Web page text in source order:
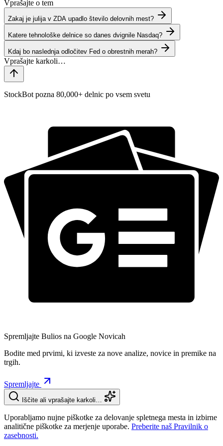
Vprašajte o tem
Zakaj je julija v ZDA upadlo število delovnih mest?
Katere tehnološke delnice so danes dvignile Nasdaq?
Kdaj bo naslednja odločitev Fed o obrestnih merah?
StockBot pozna 80,000+ delnic po vsem svetu
Spremljajte Bulios na Google Novicah
Bodite med prvimi, ki izveste za nove analize, novice in premike na
trgih.
Spremljajte
Iščite ali vprašajte karkoli…
Uporabljamo nujne piškotke za delovanje spletnega mesta in izbirne
analitične piškotke za merjenje uporabe. Preberite naš Pravilnik o
zasebnosti.